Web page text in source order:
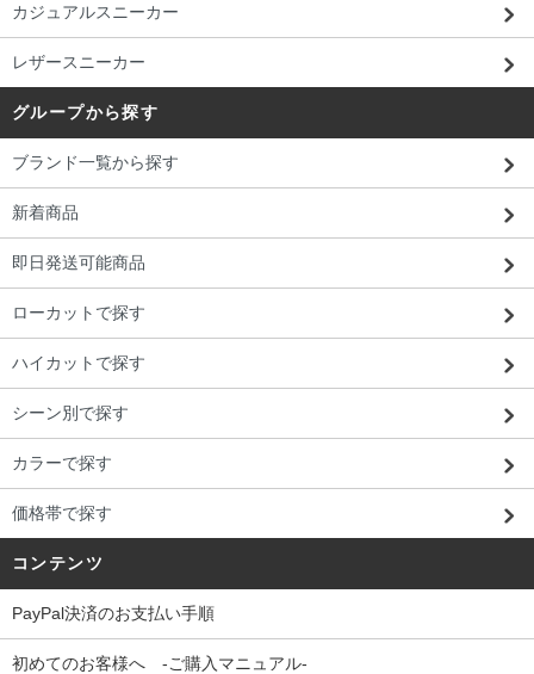
カジュアルスニーカー
レザースニーカー
グループから探す
ブランド一覧から探す
新着商品
即日発送可能商品
ローカットで探す
ハイカットで探す
シーン別で探す
カラーで探す
価格帯で探す
コンテンツ
PayPal決済のお支払い手順
初めてのお客様へ -ご購入マニュアル-